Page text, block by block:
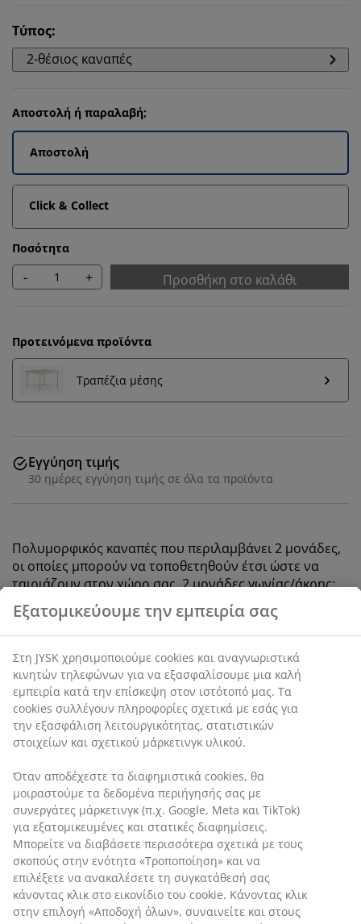
Τύπος:
2-θέσιος καναπές
Αποστολή ή παραλαβή;
Αποστολή
Click & Collect
Ποσότητα
- + Προσθήκη στο καλάθι
Προτεινόμενα προϊόντα
Τραπέζια μέσης
Εγγύηση τιμής
30 ημέρες εγγύηση τιμής σε όλα τα προϊόντα
Πολυμορφικός καναπές που περιλαμβάνει 2 μονάδες,
οι οποίες μπορούν να τοποθετηθούν έτσι ώστε να
ταιριάζουν στον χώρο σας. 2 μονάδες γωνίας/άκρης:
Ύφασμα. Μαξιλάρια καθίσματος και πλάτης από αφρό.
Το σετ αποτελείται από τα παρακάτω
στοιχεία
Χαρακτηριστικά προϊόντος
Αξιολογήσεις
( 0)
Εξατομικεύουμε την εμπειρία σας
Στη JYSK χρησιμοποιούμε cookies και αναγνωριστικά
κινητών τηλεφώνων για να εξασφαλίσουμε μια καλή
εμπειρία κατά την επίσκεψη στον ιστότοπό μας. Τα
cookies συλλέγουν πληροφορίες σχετικά με εσάς για
την εξασφάλιση λειτουργικότητας, στατιστικών
στοιχείων και σχετικού μάρκετινγκ υλικού.
Όταν αποδέχεστε τα διαφημιστικά cookies, θα
μοιραστούμε τα δεδομένα περιήγησής σας με
συνεργάτες μάρκετινγκ (π.χ. Google, Meta και TikTok)
για εξατομικευμένες και στατικές διαφημίσεις.
Μπορείτε να διαβάσετε περισσότερα σχετικά με τους
σκοπούς στην ενότητα «Τροποποίηση» και να
επιλέξετε να ανακαλέσετε τη συγκατάθεσή σας
κάνοντας κλικ στο εικονίδιο του cookie. Κάνοντας κλικ
στην επιλογή «Αποδοχή όλων», συναινείτε και στους